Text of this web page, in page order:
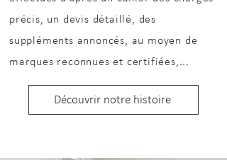
précis, un devis détaillé, des
suppléments annoncés, au moyen de
marques reconnues et certifiées,...
Découvrir notre histoire